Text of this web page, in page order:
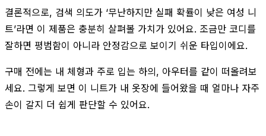
결론적으로, 검색 의도가 ‘무난하지만 실패 확률이 낮은 여성 니
트’라면 이 제품은 충분히 살펴볼 가치가 있어요. 조금만 코디를
잘하면 평범함이 아니라 안정감으로 보이기 쉬운 타입이에요.
구매 전에는 내 체형과 주로 입는 하의, 아우터를 같이 떠올려보
세요. 그렇게 보면 이 니트가 내 옷장에 들어왔을 때 얼마나 자주
손이 갈지 더 쉽게 판단할 수 있어요.